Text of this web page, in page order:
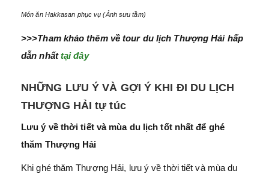
Món ăn Hakkasan phục vụ (Ảnh sưu tầm)
>>>Tham khảo thêm về tour du lịch Thượng Hải hấp
dẫn nhất tại đây
NHỮNG LƯU Ý VÀ GỢI Ý KHI ĐI DU LỊCH
THƯỢNG HẢI tự túc
Lưu ý về thời tiết và mùa du lịch tốt nhất để ghé
thăm Thượng Hải
Khi ghé thăm Thượng Hải, lưu ý về thời tiết và mùa du